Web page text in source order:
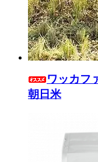
ワッカフ
朝日米